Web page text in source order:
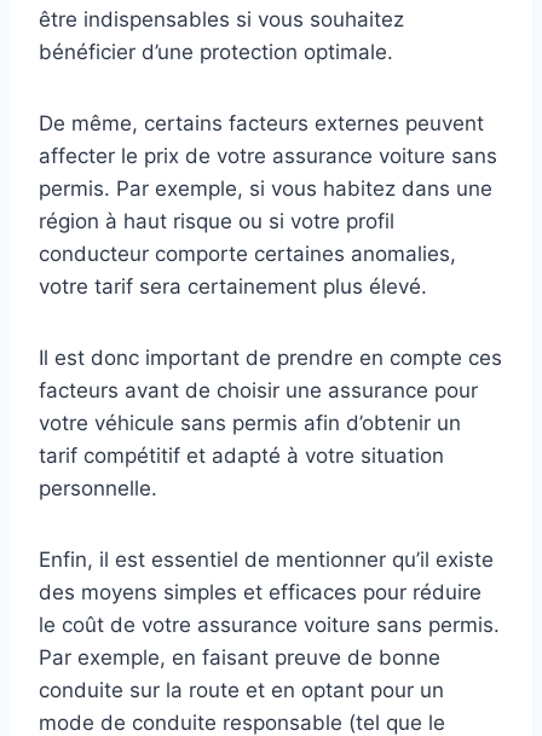
être indispensables si vous souhaitez
bénéficier d’une protection optimale.
De même, certains facteurs externes peuvent
affecter le prix de votre assurance voiture sans
permis. Par exemple, si vous habitez dans une
région à haut risque ou si votre profil
conducteur comporte certaines anomalies,
votre tarif sera certainement plus élevé.
Il est donc important de prendre en compte ces
facteurs avant de choisir une assurance pour
votre véhicule sans permis afin d’obtenir un
tarif compétitif et adapté à votre situation
personnelle.
Enfin, il est essentiel de mentionner qu’il existe
des moyens simples et efficaces pour réduire
le coût de votre assurance voiture sans permis.
Par exemple, en faisant preuve de bonne
conduite sur la route et en optant pour un
mode de conduite responsable (tel que le